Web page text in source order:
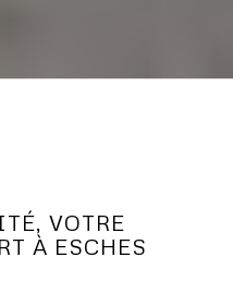
VOTRE
À ESCHES